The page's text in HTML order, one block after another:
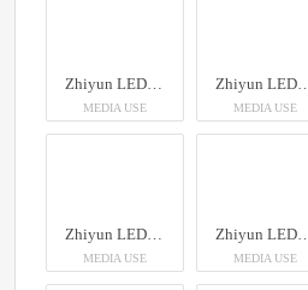
Zhiyun LED Molus X60
MEDIA USE
Zhiyun LED
MEDIA USE
Zhiyun LED Molus X60
MEDIA USE
Zhiyun LED
MEDIA USE